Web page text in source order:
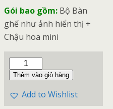
Gói bao gồm: Bộ Bàn
ghế như ảnh hiển thị +
Chậu hoa mini
Thêm vào giỏ hàng
Add to Wishlist